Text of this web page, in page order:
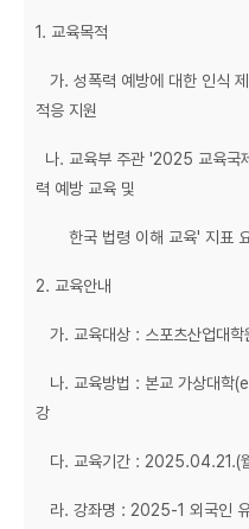
1. 교육목적
가. 성폭력 예방에 대한 인식
적응 지원
나. 교육부 주관 '2025 교육국
력 예방 교육 및
한국 법령 이해 교육' 지표 요
2. 교육안내
가. 교육대상 : 스포츠산업대학
나. 교육방법 : 본교 가상대학
강
다. 교육기간 : 2025.04.21.(
라. 강좌명 : 2025-1 외국인